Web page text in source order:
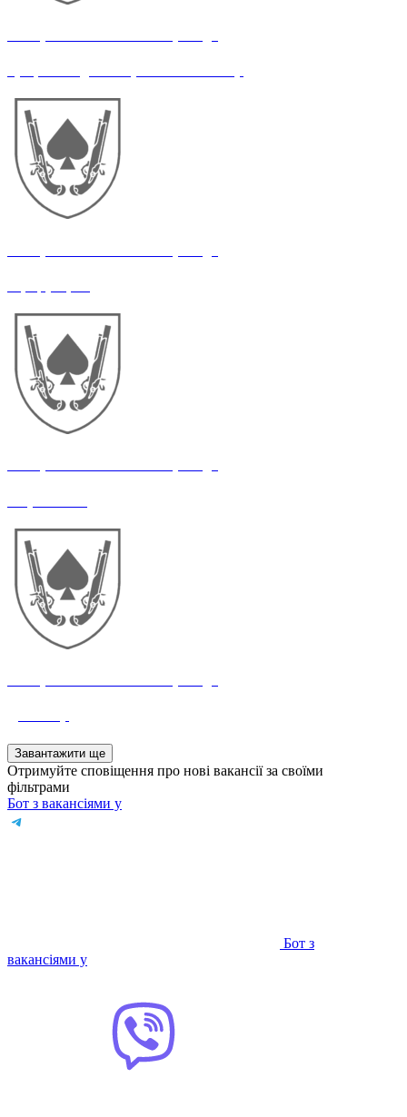
Завантажити ще
Отримуйте сповіщення про нові вакансії за своїми
фільтрами
Бот з вакансіями у
Бот з
вакансіями у